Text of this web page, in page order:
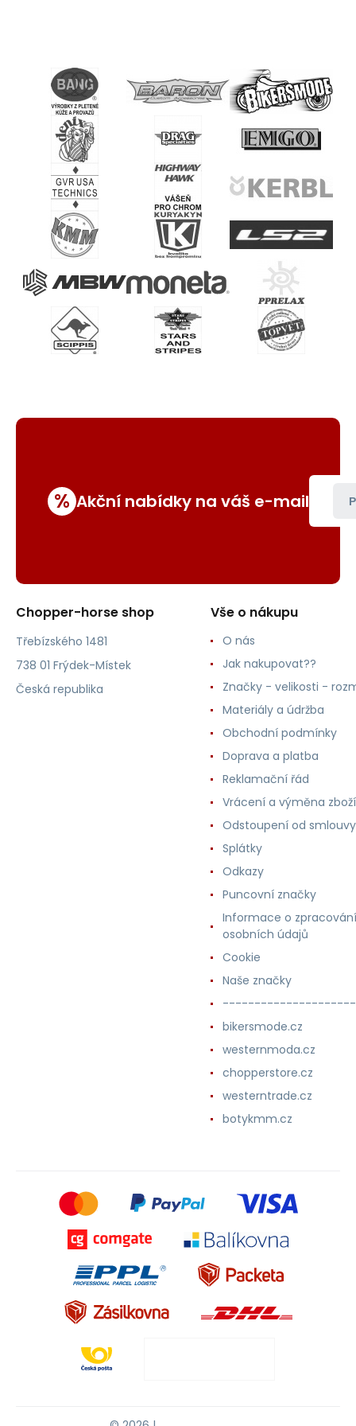
% Akční nabídky na váš e-mail
Chopper-horse shop
Třebízského 1481
738 01 Frýdek-Místek
Česká republika
Vše o nákupu
O nás
Jak nakupovat??
Značky - velikosti -
Materiály a údržba
Obchodní podmínky
Doprava a platba
Reklamační řád
Vrácení a výměna zboží
Odstoupení od smlouvy
Splátky
Odkazy
Puncovní značky
Informace o zpracování
osobních údajů
Cookie
Naše značky
bikersmode.cz
westernmoda.cz
chopperstore.cz
westerntrade.cz
botykmm.cz